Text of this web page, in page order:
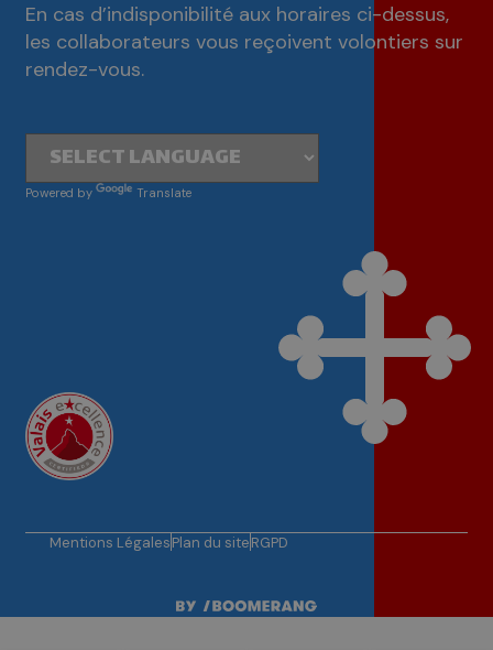
En cas d’indisponibilité aux horaires ci-dessus,
les collaborateurs vous reçoivent volontiers sur
rendez-vous.
Powered by Translate
Mentions LégalesPlan du siteRGPD